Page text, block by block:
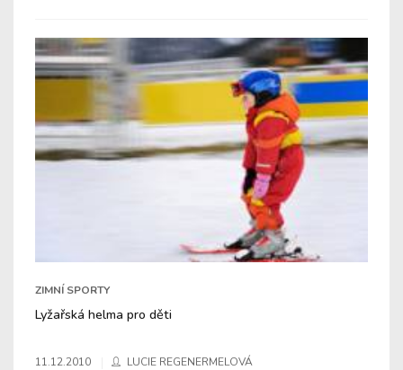
ZIMNÍ SPORTY
Lyžařská helma pro děti
11.12.2010 LUCIE REGENERMELOVÁ